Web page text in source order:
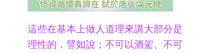
這些在基本上做人道理來講大部分是
理性的，譬如說；不可以酒駕、不可